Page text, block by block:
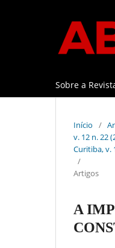
Sobre a
Início /
v. 12 n. 22
Curitiba, v.
/
Artigos
A